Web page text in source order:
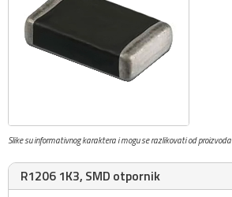
Slike su informativnog karaktera i mogu se razlikovati od proizvoda
R1206 1K3, SMD otpornik